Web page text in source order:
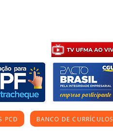
PCD BANCO DE CURRÍCULOS